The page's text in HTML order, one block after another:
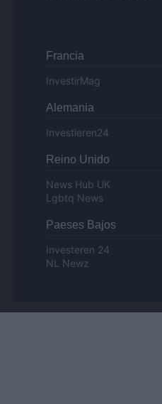
Francia
InvestirMag
Alemania
Investieren24
Reino Unido
News Hub UK
Lgbtq News
Paeses Bajos
Investeren 24
NL Newz